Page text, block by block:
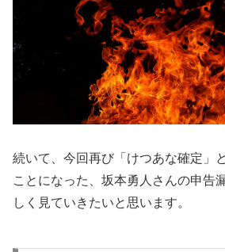
続いて、今回再び「けつあな確定」
ことになった、坂本勇人さんの申告
しく見ていきたいと思います。